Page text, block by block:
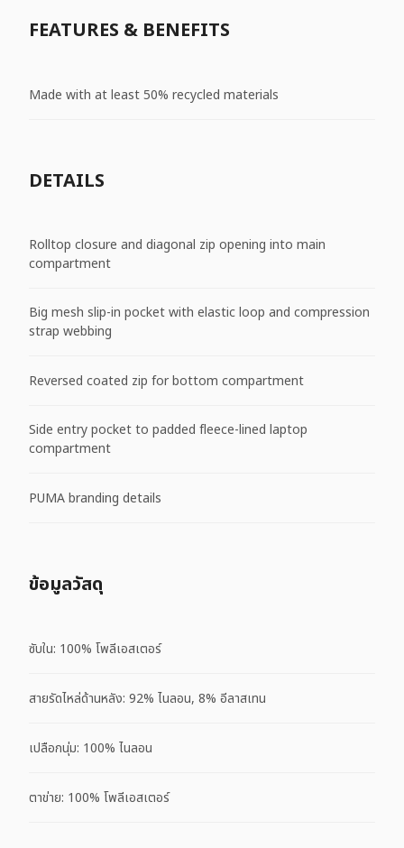
FEATURES & BENEFITS
Made with at least 50% recycled materials
DETAILS
Rolltop closure and diagonal zip opening into main
compartment
Big mesh slip-in pocket with elastic loop and compression
strap webbing
Reversed coated zip for bottom compartment
Side entry pocket to padded fleece-lined laptop
compartment
PUMA branding details
ข้อมูลวัสดุ
ซับใน: 100% โพลีเอสเตอร์
สายรัดไหล่ด้านหลัง: 92% ไนลอน, 8% อีลาสเทน
เปลือกนุ่ม: 100% ไนลอน
ตาข่าย: 100% โพลีเอสเตอร์